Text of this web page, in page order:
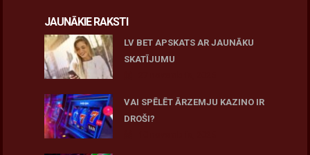
JAUNĀKIE RAKSTI
LV BET APSKATS AR JAUNĀKU
SKATĪJUMU
VAI SPĒLĒT ĀRZEMJU KAZINO IR
DROŠI?